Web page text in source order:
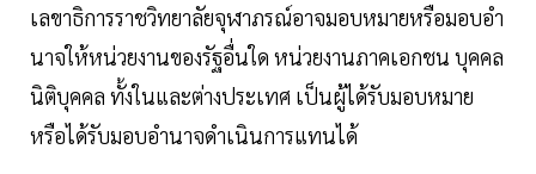
เลขาธิการราชวิทยาลัยจุฬาภรณ์อาจมอบหมายหรือมอบอํา
นาจให้หน่วยงานของรัฐอื่นใด หน่วยงานภาคเอกชน บุคคล
นิติบุคคล ทั้งในและต่างประเทศ เป็นผู้ได้รับมอบหมาย
หรือได้รับมอบอํานาจดําเนินการแทนได้